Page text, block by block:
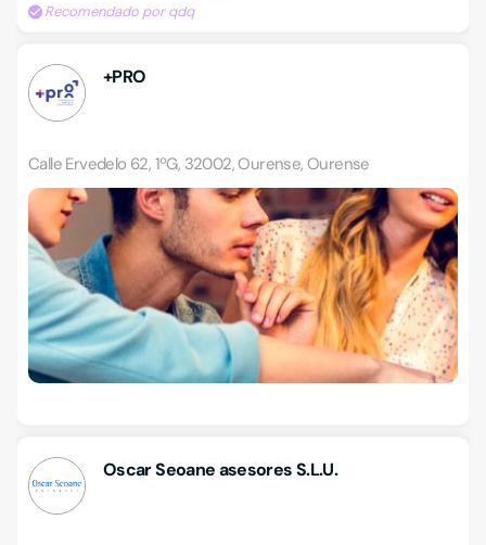
Recomendado por qdq
+PRO
Calle Ervedelo 62, 1ºG, 32002, Ourense, Ourense
Oscar Seoane asesores S.L.U.